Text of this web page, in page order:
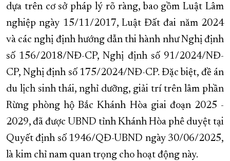
dựa trên cơ sở pháp lý rõ ràng, bao gồm Luật Lâm
nghiệp ngày 15/11/2017, Luật Đất đai năm 2024
và các nghị định hướng dẫn thi hành như Nghị định
số 156/2018/NĐ-CP, Nghị định số 91/2024/NĐ-
CP, Nghị định số 175/2024/NĐ-CP. Đặc biệt, đề án
du lịch sinh thái, nghỉ dưỡng, giải trí trên lâm phần
Rừng phòng hộ Bắc Khánh Hòa giai đoạn 2025 -
2029, đã được UBND tỉnh Khánh Hòa phê duyệt tại
Quyết định số 1946/QĐ-UBND ngày 30/06/2025,
là kim chỉ nam quan trọng cho hoạt động này.